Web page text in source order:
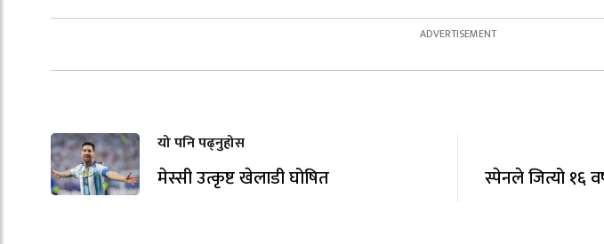
यो पनि पढ्नुहोस
मेस्सी उत्कृष्ट खेलाडी घोषित स्पेनले जित्यो १६